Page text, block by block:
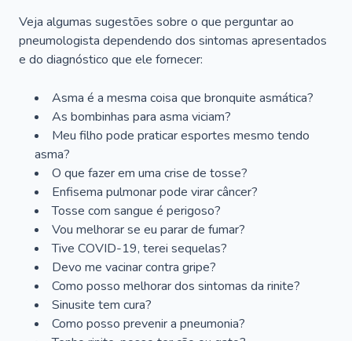
Veja algumas sugestões sobre o que perguntar ao
pneumologista dependendo dos sintomas apresentados
e do diagnóstico que ele fornecer:
Asma é a mesma coisa que bronquite asmática?
As bombinhas para asma viciam?
Meu filho pode praticar esportes mesmo tendo
asma?
O que fazer em uma crise de tosse?
Enfisema pulmonar pode virar câncer?
Tosse com sangue é perigoso?
Vou melhorar se eu parar de fumar?
Tive COVID-19, terei sequelas?
Devo me vacinar contra gripe?
Como posso melhorar dos sintomas da rinite?
Sinusite tem cura?
Como posso prevenir a pneumonia?